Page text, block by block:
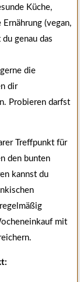
Küche,
(vegan,
genau das
die
dir
Probieren darfst
Treffpunkt für
den bunten
kannst du
mit